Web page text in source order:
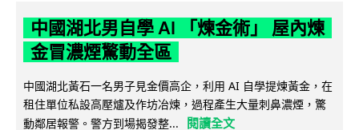
中國湖北男自學 AI 「煉金術」 屋內煉
金冒濃煙驚動全區
中國湖北黃石一名男子見金價高企，利用 AI 自學提煉黃金，在
租住單位私設高壓爐及作坊冶煉，過程產生大量刺鼻濃煙，驚
動鄰居報警。警方到場揭發整...
閱讀全文